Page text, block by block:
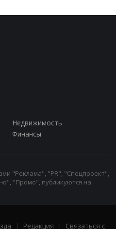
Недвижимость
Финансы
"Реклама", "PR", "Спецпроект",
"Промо", публикуются на
| Редакция | Связаться с